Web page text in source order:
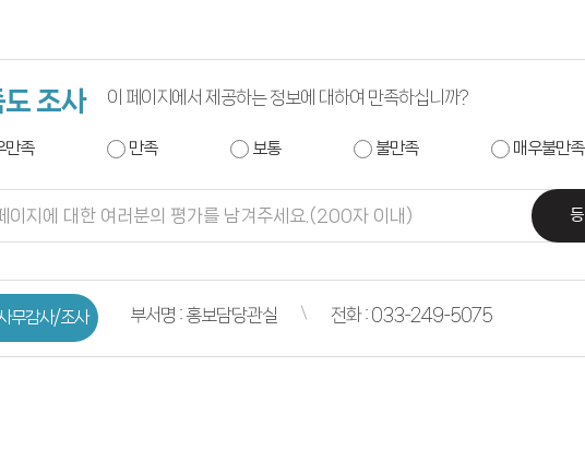
조사 이 페이지에서 제공하는 정보에 대하여 만족하십니까?
만족 만족 보통 불만족 매우불만족
무감사/조사 부서명 : 홍보담당관실 전화 : 033-249-5075